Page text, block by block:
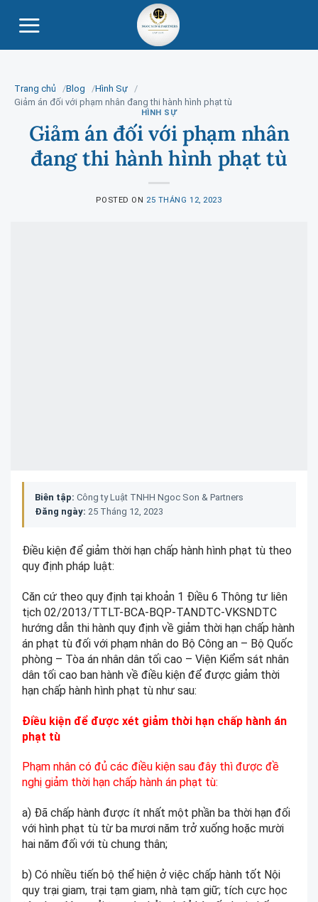
Trang chủ Blog
Hình Sự
Giảm án đối với phạm nhân đang thi hành hình phạt tù
HÌNH SỰ
Giảm án đối với phạm nhân
đang thi hành hình phạt tù
POSTED ON 25 THÁNG 12, 2023
Biên tập: Công ty Luật TNHH Ngoc Son & Partners
Đăng ngày: 25 Tháng 12, 2023
Điều kiện để giảm thời hạn chấp hành hình phạt tù theo
quy định pháp luật:
Căn cứ theo quy định tại khoản 1 Điều 6 Thông tư liên
tịch 02/2013/TTLT-BCA-BQP-TANDTC-VKSNDTC
hướng dẫn thi hành quy định về giảm thời hạn chấp hành
án phạt tù đối với phạm nhân do Bộ Công an – Bộ Quốc
phòng – Tòa án nhân dân tối cao – Viện Kiểm sát nhân
dân tối cao ban hành về điều kiện để được giảm thời
hạn chấp hành hình phạt tù như sau:
Điều kiện để được xét giảm thời hạn chấp hành án
phạt tù
Phạm nhân có đủ các điều kiện sau đây thì được đề
nghị giảm thời hạn chấp hành án phạt tù:
a) Đã chấp hành được ít nhất một phần ba thời hạn đối
với hình phạt tù từ ba mươi năm trở xuống hoặc mười
hai năm đối với tù chung thân;
b) Có nhiều tiến bộ thể hiện ở việc chấp hành tốt Nội
quy trại giam, trại tạm giam, nhà tạm giữ; tích cực học